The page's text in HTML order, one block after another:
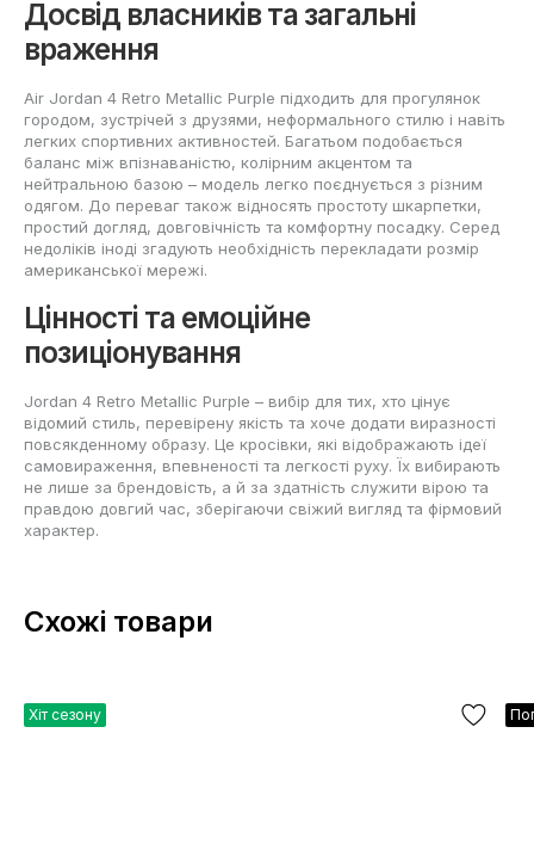
Досвід власників та загальні
враження
Air Jordan 4 Retro Metallic Purple підходить для прогулянок
городом, зустрічей з друзями, неформального стилю і навіть
легких спортивних активностей. Багатьом подобається
баланс між впізнаваністю, колірним акцентом та
нейтральною базою – модель легко поєднується з різним
одягом. До переваг також відносять простоту шкарпетки,
простий догляд, довговічність та комфортну посадку. Серед
недоліків іноді згадують необхідність перекладати розмір
американської мережі.
Цінності та емоційне
позиціонування
Jordan 4 Retro Metallic Purple – вибір для тих, хто цінує
відомий стиль, перевірену якість та хоче додати виразності
повсякденному образу. Це кросівки, які відображають ідеї
самовираження, впевненості та легкості руху. Їх вибирають
не лише за брендовість, а й за здатність служити вірою та
правдою довгий час, зберігаючи свіжий вигляд та фірмовий
характер.
Схожі товари
Хіт сезону